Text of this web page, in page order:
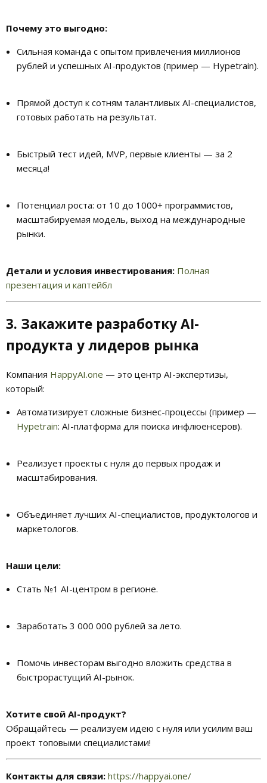
Почему это выгодно:
Сильная команда с опытом привлечения миллионов
рублей и успешных AI-продуктов (пример — Hypetrain).
Прямой доступ к сотням талантливых AI-специалистов,
готовых работать на результат.
Быстрый тест идей, MVP, первые клиенты — за 2
месяца!
Потенциал роста: от 10 до 1000+ программистов,
масштабируемая модель, выход на международные
рынки.
Детали и условия инвестирования: Полная
презентация и каптейбл
3. Закажите разработку AI-
продукта у лидеров рынка
Компания HappyAI.one — это центр AI-экспертизы,
который:
Автоматизирует сложные бизнес-процессы (пример —
Hypetrain: AI-платформа для поиска инфлюенсеров).
Реализует проекты с нуля до первых продаж и
масштабирования.
Объединяет лучших AI-специалистов, продуктологов и
маркетологов.
Наши цели:
Стать №1 AI-центром в регионе.
Заработать 3 000 000 рублей за лето.
Помочь инвесторам выгодно вложить средства в
быстрорастущий AI-рынок.
Хотите свой AI-продукт?
Обращайтесь — реализуем идею с нуля или усилим ваш
проект топовыми специалистами!
Контакты для связи: https://happyai.one/